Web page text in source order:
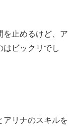
を止めるけど、ア
はビックリでし
アリナのスキルを